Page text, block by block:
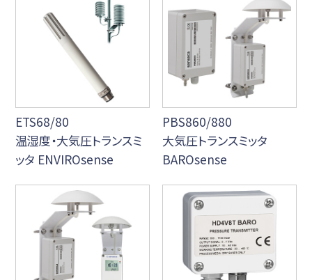
ETS68/80
温湿度・大気圧トランスミ
ッタ ENVIROsense
PBS860/880
大気圧トランスミッタ
BAROsense